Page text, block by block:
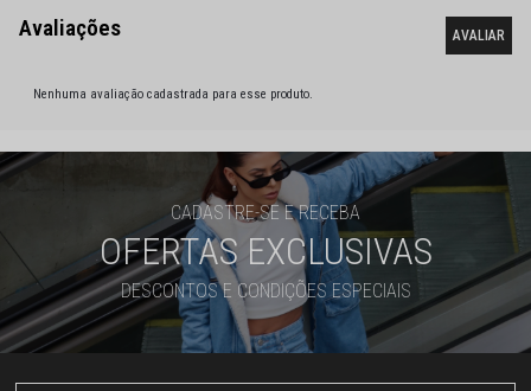
Nenhuma avaliação cadastrada para esse produto.
CADASTRE-SE E RECEBA
OFERTAS EXCLUSIVAS
DESCONTOS E CONDIÇÕES ESPECIAIS